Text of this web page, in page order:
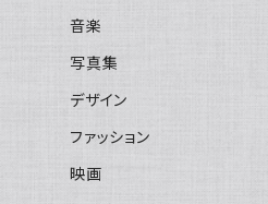
音楽
写真集
デザイン
ファッション
映画